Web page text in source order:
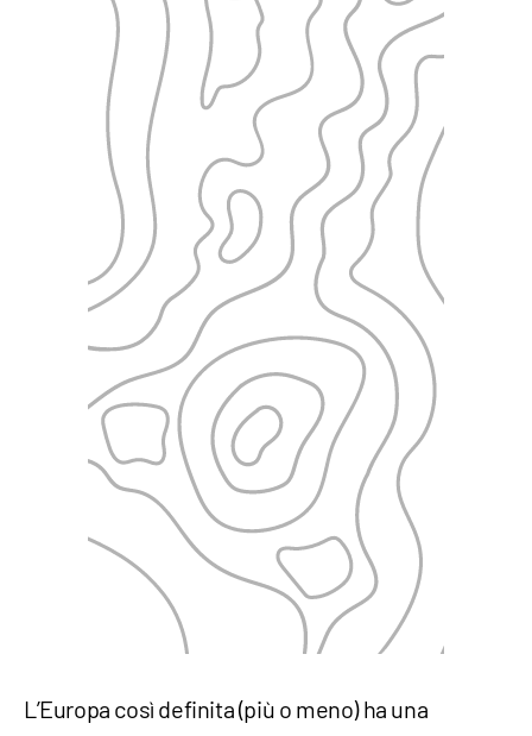
L’Europa così definita (più o meno) ha una